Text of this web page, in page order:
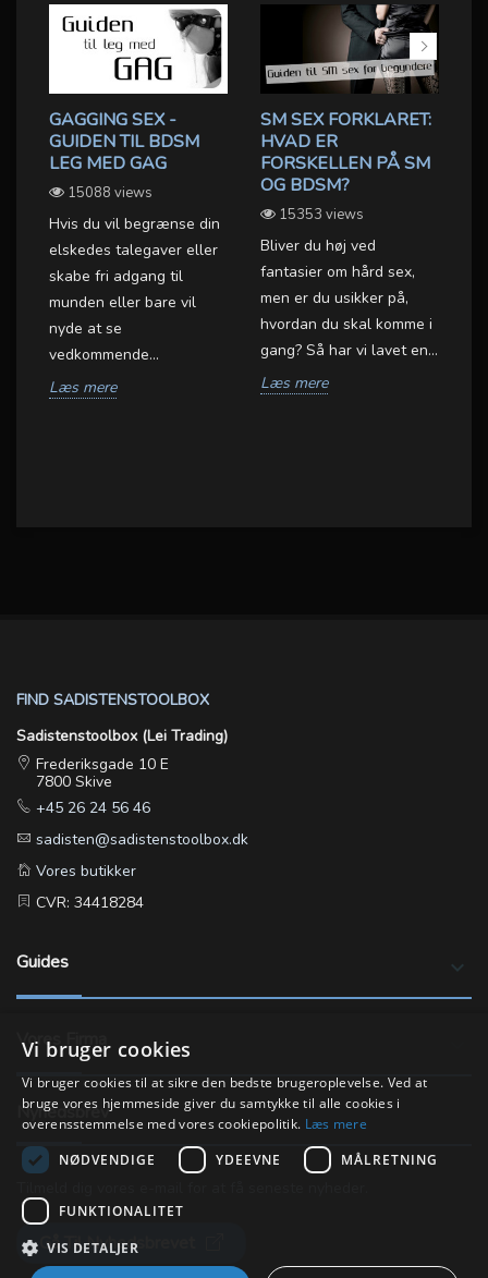
GAGGING SEX -
GUIDEN TIL BDSM
LEG MED GAG
15088 views
Hvis du vil begrænse din
elskedes talegaver eller
skabe fri adgang til
munden eller bare vil
nyde at se
vedkommende...
Læs mere
SM SEX FORKLARET:
HVAD ER
FORSKELLEN PÅ SM
OG BDSM?
15353 views
Bliver du høj ved
fantasier om hård sex,
men er du usikker på,
hvordan du skal komme i
gang? Så har vi lavet en...
Læs mere
FIND SADISTENSTOOLBOX
Sadistenstoolbox (Lei Trading)
Frederiksgade 10 E
7800 Skive
+45 26 24 56 46
sadisten@sadistenstoolbox.dk
Vores butikker
CVR: 34418284
Guides keyboard_arrow_down
Vores Firma
Nyhedsbrev
Gå Til Nyhedsbrevet
Vi bruger cookies
Vi bruger cookies til at sikre den bedste brugeroplevelse. Ved at
bruge vores hjemmeside giver du samtykke til alle cookies i
overensstemmelse med vores cookiepolitik. Læs mere
NØDVENDIGE
YDEEVNE MÅLRETNING
FUNKTIONALITET
VIS DETALJER